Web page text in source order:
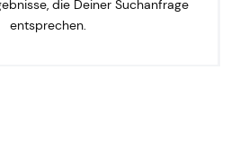
die Deiner Suchanfrage
entsprechen.